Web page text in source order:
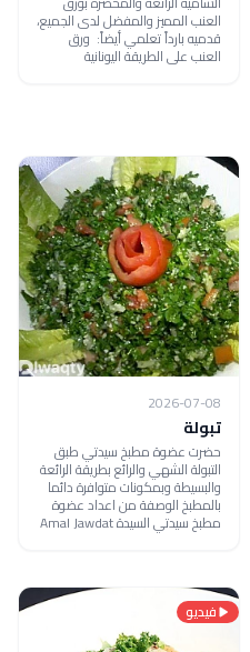
العنب المميز والمفضل لدى الجميع،
قدميه بارداً تعلمي أيضاً: ورق
العنب على الطريقة اليونانية
2026-07-08
تبولة
حضرت عضوة مطبخ سيدتي طبق
التبولة الشهي والرائع بطريقة الرائعة
والبسيطة وبمكونات متوافرة دائما
بالمطبخ الوصفة من اعداد عضوة
مطبخ سيدتي السيدة Amal Jawdat
فيديو